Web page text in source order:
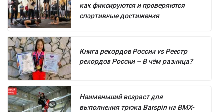
как фиксируются и проверяются
спортивные достижения
Книга рекордов России vs Реестр
рекордов России – В чём разница?
Наименьший возраст для
выполнения трюка Barspin на BMX-